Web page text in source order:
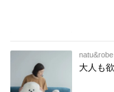
natu&robe
大人も